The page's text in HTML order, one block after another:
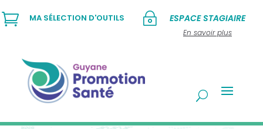
~ ESPACE STAGIAIRE
En savoir plus
 MA SÉLECTION D'OUTILS